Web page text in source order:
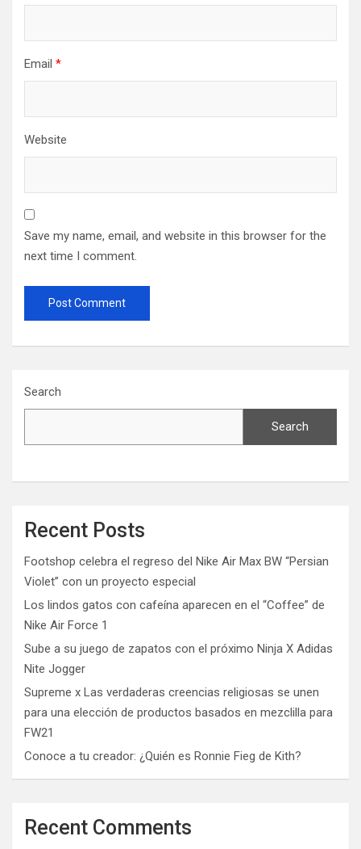
Email *
Website
Save my name, email, and website in this browser for the
next time I comment.
Search
Search
Recent Posts
Footshop celebra el regreso del Nike Air Max BW “Persian
Violet” con un proyecto especial
Los lindos gatos con cafeína aparecen en el “Coffee” de
Nike Air Force 1
Sube a su juego de zapatos con el próximo Ninja X Adidas
Nite Jogger
Supreme x Las verdaderas creencias religiosas se unen
para una elección de productos basados ​​en mezclilla para
FW21
Conoce a tu creador: ¿Quién es Ronnie Fieg de Kith?
Recent Comments